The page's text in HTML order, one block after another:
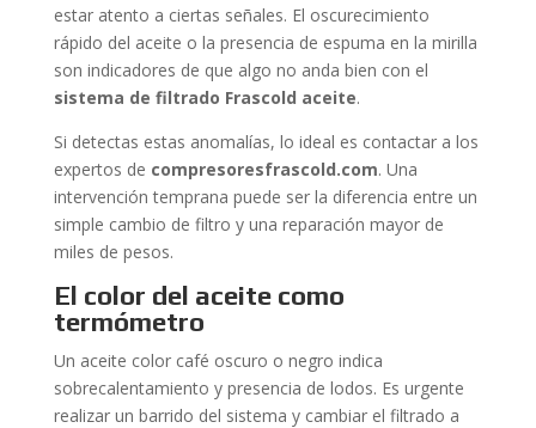
estar atento a ciertas señales. El oscurecimiento
rápido del aceite o la presencia de espuma en la mirilla
son indicadores de que algo no anda bien con el
sistema de filtrado Frascold aceite.
Si detectas estas anomalías, lo ideal es contactar a los
expertos de compresoresfrascold.com. Una
intervención temprana puede ser la diferencia entre un
simple cambio de filtro y una reparación mayor de
miles de pesos.
El color del aceite como
termómetro
Un aceite color café oscuro o negro indica
sobrecalentamiento y presencia de lodos. Es urgente
realizar un barrido del sistema y cambiar el filtrado a